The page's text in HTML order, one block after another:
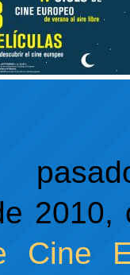
2010,
Cine